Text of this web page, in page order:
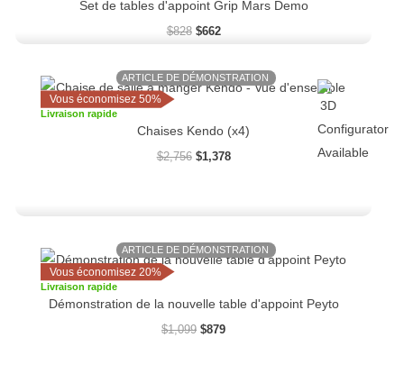
Set de tables d'appoint Grip Mars Demo
$828 $662
Vous économisez 50%
ARTICLE DE DÉMONSTRATION
Livraison rapide
Chaises Kendo (x4)
$2,756
Le
était :
$2,756.
$1,378
Le
est :
$1,378.
Vous économisez 20%
ARTICLE DE DÉMONSTRATION
Livraison rapide
Démonstration de la nouvelle table d'appoint Peyto
$1,099
Le
était :
$1,099.
$879
Le
est :
$879.